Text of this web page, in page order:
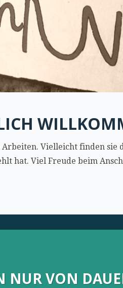
Vielleicht finden sie
hat. Viel Freude beim
NUR VON